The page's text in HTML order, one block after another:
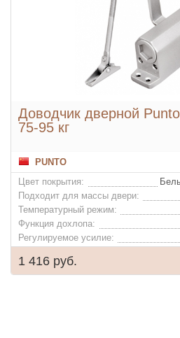
Доводчик дверной
75-95 кг
PUNTO
Цвет покрытия:
Подходит для массы двери:
Температурный режим:
Функция дохлопа:
Регулируемое усилие:
1 416 руб.